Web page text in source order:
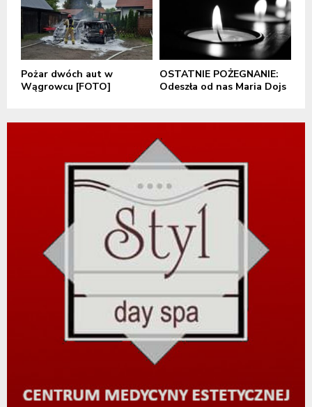
Pożar dwóch aut w
Wągrowcu [FOTO]
OSTATNIE POŻEGNANIE:
Odeszła od nas Maria Dojs